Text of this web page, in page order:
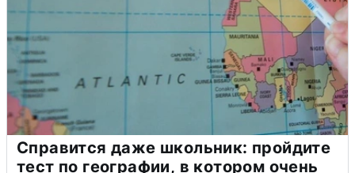
Справится даже школьник: пройдите
тест по географии, в котором очень